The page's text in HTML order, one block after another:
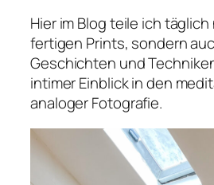
Hier im Blog teile ich
fertigen Prints, sondern
Geschichten und
intimer Einblick in den
analoger Fotografie.